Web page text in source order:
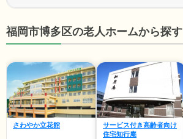
福岡市博多区の老人ホームから探す
さわやか立花館
サービス付き高齢者向け
住宅知行庵